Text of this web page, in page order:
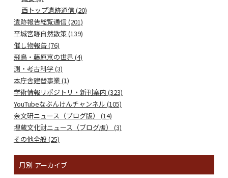
西トップ遺跡通信 (20)
遺跡報告総覧通信 (201)
平城宮跡自然散策 (139)
催し物報告 (76)
飛鳥・藤原京の世界 (4)
測・考古科学 (3)
本庁舎建替事業 (1)
学術情報リポジトリ・新刊案内 (323)
YouTubeなぶんけんチャンネル (105)
奈文研ニュース（ブログ版） (14)
埋蔵文化財ニュース（ブログ版） (3)
その他全般 (25)
月別 アーカイブ